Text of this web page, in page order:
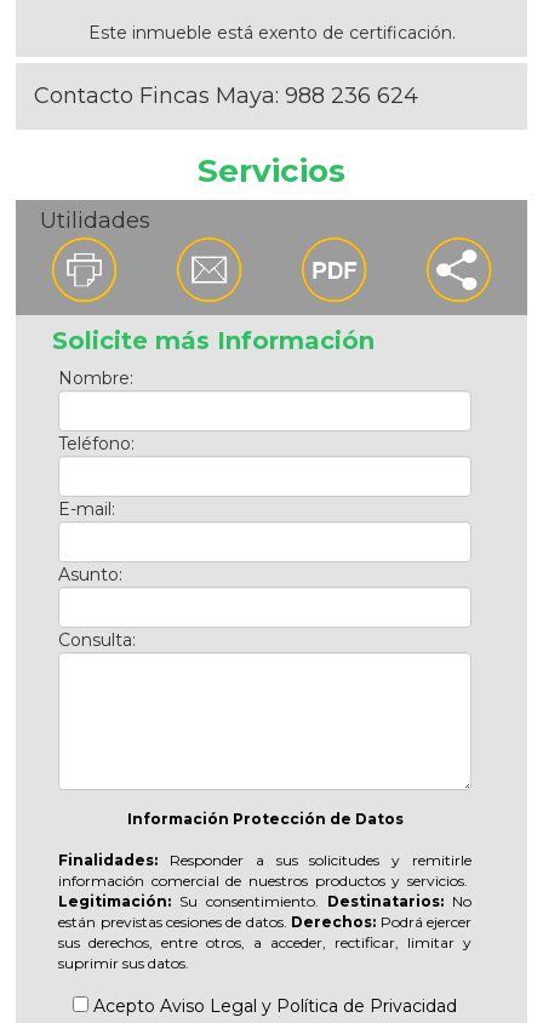
Este inmueble está exento de certificación.
Contacto Fincas Maya:988 236 624
Servicios
Utilidades
Solicite más Información
Nombre:
Teléfono:
E-mail:
Asunto:
Consulta:
Información Protección de Datos
Finalidades: Responder a sus solicitudes y remitirle
información comercial de nuestros productos y servicios.
Legitimación: Su consentimiento. Destinatarios:No
están previstas cesiones de datos. Derechos: Podrá ejercer
sus derechos, entre otros, a acceder, rectificar, limitar y
suprimir sus datos.
AceptoAviso Legal y Política de Privacidad